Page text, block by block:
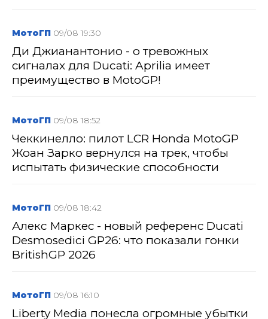
МотоГП 09/08 19:30
Ди Джианантонио - о тревожных
сигналах для Ducati: Aprilia имеет
преимущество в MotoGP!
МотоГП 09/08 18:52
Чеккинелло: пилот LCR Honda MotoGP
Жоан Зарко вернулся на трек, чтобы
испытать физические способности
МотоГП 09/08 18:42
Алекс Маркес - новый референс Ducati
Desmosedici GP26: что показали гонки
BritishGP 2026
МотоГП 09/08 16:10
Liberty Media понесла огромные убытки